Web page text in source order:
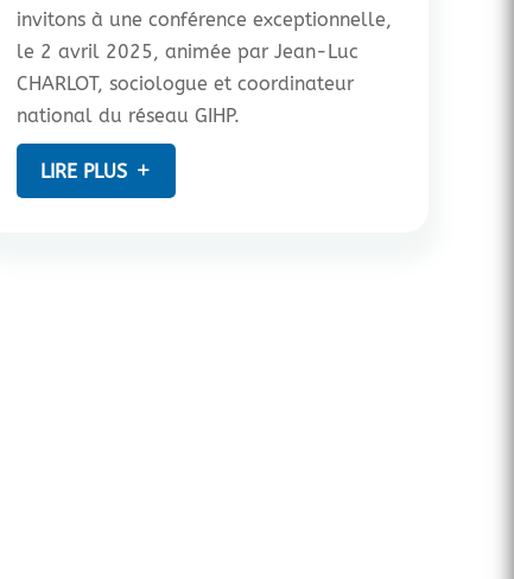
invitons à une conférence exceptionnelle,
le 2 avril 2025, animée par Jean-Luc
CHARLOT, sociologue et coordinateur
national du réseau GIHP.
LIRE PLUS